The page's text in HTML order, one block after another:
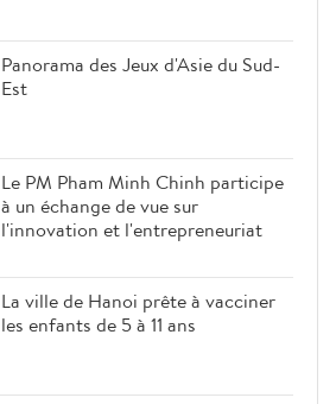
Panorama des Jeux d'Asie du Sud-
Est
Le PM Pham Minh Chinh participe
à un échange de vue sur
l'innovation et l'entrepreneuriat
La ville de Hanoi prête à vacciner
les enfants de 5 à 11 ans